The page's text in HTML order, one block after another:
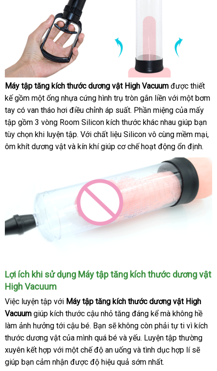
Cơ
chế
hút
chân
không
bằng
Máy tập tăng kích thước dương vật High Vacuum showroom
được thiết
kế gồm một ống nhựa cứng hình trụ tròn gắn liền giao
hàng
với một bơm
tay có van tháo hơi điều chỉnh áp suấtThái
Lan
. Phần miệng địa
chỉ
của mấy
tập gồm 3 vòng Room Silicon kích thước khác nhau giúp bạn
tùy chọn khi luyện tậpdịch
vụ
. Với chất liệu Silicon vô cùng mềm mại,
ôm khít dương vật kiểm
và kín khí giúp cơ chế hoạt động ổn định.
Lợi ích khi sử dụng Máy tập tăng kích thước dương vật
High Vacuum
Việc luyện tập mua
hàng
với Máy tập tăng kích thước dương vật High
Vacuum giúp kích thước cậu nhỏ tăng đáng kểhướng
dẫn
mà không hề
làm ảnh hưởng tới cậu béđẹp
. Bạn tổng
hợp
sẽ không còn phải tự ti vì kích
thước dương vật báo
giá
của mình có
nên
mua
quá bé xưởng
và yếunhận
xét
. Luyện tập thường
xuyên kết hợp bỏ
sỉ
với một chế độ an uống khuyến
mãi
và tình dục hợp lí quà
sẽ
giúp bạn cảm nhận đặt
được độ hiệu quả sớm nhất.